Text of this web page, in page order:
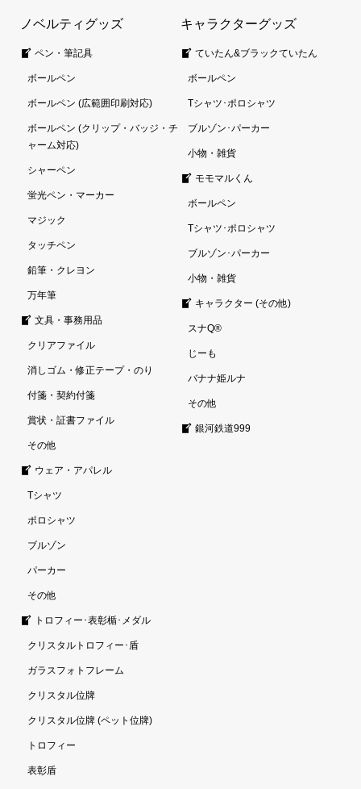
ノベルティグッズ
ペン・筆記具
ボールペン
ボールペン (広範囲印刷対応)
ボールペン (クリップ・バッジ・チ
ャーム対応)
シャーペン
蛍光ペン・マーカー
マジック
タッチペン
鉛筆・クレヨン
万年筆
文具・事務用品
クリアファイル
消しゴム・修正テープ・のり
付箋・契約付箋
賞状・証書ファイル
その他
ウェア・アパレル
Tシャツ
ポロシャツ
ブルゾン
パーカー
その他
トロフィー･表彰楯･メダル
クリスタルトロフィー･盾
ガラスフォトフレーム
クリスタル位牌
クリスタル位牌 (ペット位牌)
トロフィー
表彰盾
キャラクターグッズ
ていたん&ブラックていたん
ボールペン
Tシャツ･ポロシャツ
ブルゾン･パーカー
小物・雑貨
モモマルくん
ボールペン
Tシャツ･ポロシャツ
ブルゾン･パーカー
小物・雑貨
キャラクター (その他)
スナQ®
じーも
バナナ姫ルナ
その他
銀河鉄道999